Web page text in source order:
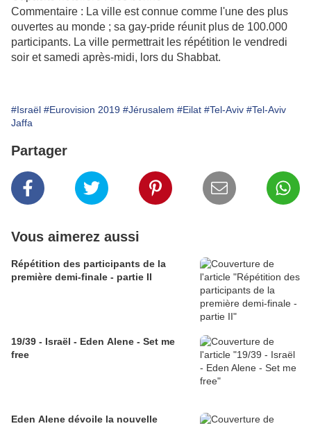
Commentaire : La ville est connue comme l'une des plus
ouvertes au monde ; sa gay-pride réunit plus de 100.000
participants. La ville permettrait les répétition le vendredi
soir et samedi après-midi, lors du Shabbat.
#Israël #Eurovision 2019 #Jérusalem #Eilat #Tel-Aviv #Tel-Aviv
Jaffa
Partager
Vous aimerez aussi
Répétition des participants de la
première demi-finale - partie II
19/39 - Israël - Eden Alene - Set me
free
Eden Alene dévoile la nouvelle